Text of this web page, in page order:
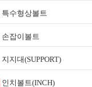
특수형상볼트
손잡이볼트
지지대(SUPPORT)
인치볼트(INCH)